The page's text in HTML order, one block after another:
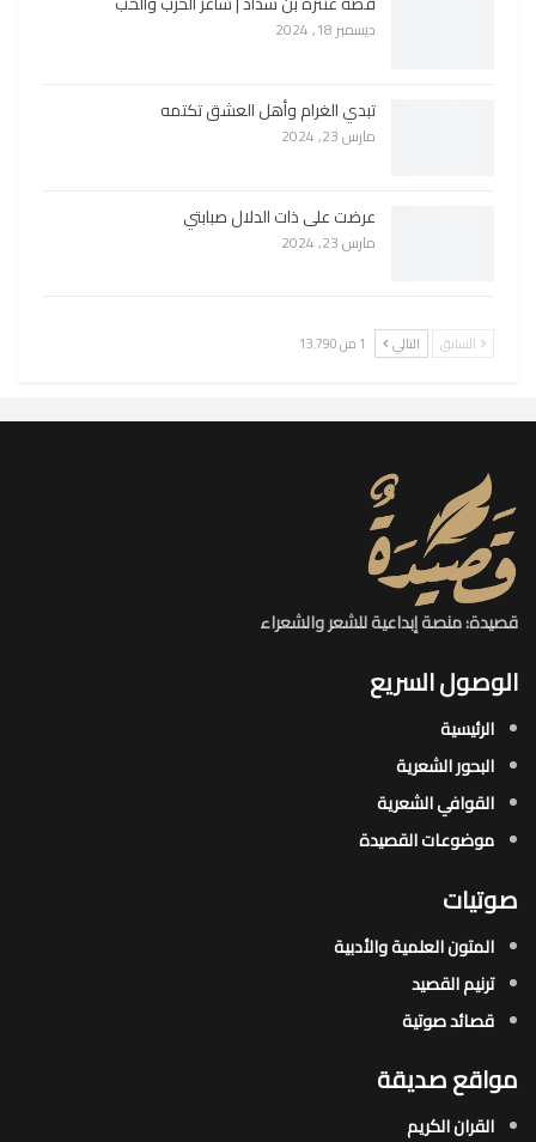
ديسمبر 18, 2024
تبدي الغرام وأهل العشق تكتمه
مارس 23, 2024
عرضت على ذات الدلال صبابتي
مارس 23, 2024
السابق التالي 1 من 13٬790
قصيدة: منصة إبداعية للشعر والشعراء
الوصول السريع
الرئيسية
البحور الشعرية​
القوافي الشعرية​
موضوعات القصيدة​
صوتيات
المتون العلمية والأدبية
ترنيم القصيد
قصائد صوتية
مواقع صديقة
القران الكريم